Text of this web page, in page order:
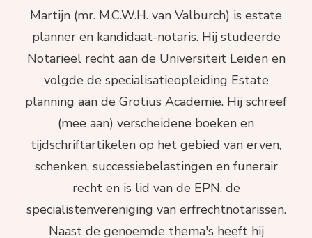
Martijn (mr. M.C.W.H. van Valburch) is estate
planner en kandidaat-notaris. Hij studeerde
Notarieel recht aan de Universiteit Leiden en
volgde de specialisatieopleiding Estate
planning aan de Grotius Academie. Hij schreef
(mee aan) verscheidene boeken en
tijdschriftartikelen op het gebied van erven,
schenken, successiebelastingen en funerair
recht en is lid van de EPN, de
specialistenvereniging van erfrechtnotarissen.
Naast de genoemde thema's heeft hij